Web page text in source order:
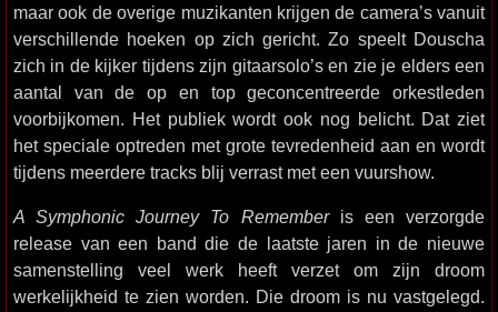
maar ook de overige muzikanten krijgen de camera’s vanuit
verschillende hoeken op zich gericht. Zo speelt Douscha
zich in de kijker tijdens zijn gitaarsolo’s en zie je elders een
aantal van de op en top geconcentreerde orkestleden
voorbijkomen. Het publiek wordt ook nog belicht. Dat ziet
het speciale optreden met grote tevredenheid aan en wordt
tijdens meerdere tracks blij verrast met een vuurshow.
A Symphonic Journey To Rememberis een verzorgde
release van een band die de laatste jaren in de nieuwe
samenstelling veel werk heeft verzet om zijn droom
werkelijkheid te zien worden. Die droom is nu vastgelegd.